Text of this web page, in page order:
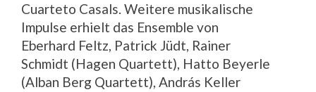
Cuarteto Casals. Weitere musikalische
Impulse erhielt das Ensemble von
Eberhard Feltz, Patrick Jüdt, Rainer
Schmidt (Hagen Quartett), Hatto Beyerle
(Alban Berg Quartett), András Keller